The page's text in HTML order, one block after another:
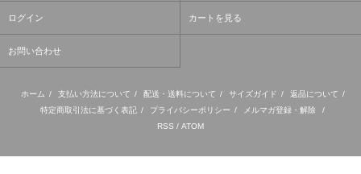
ログイン カートを見る
お問い合わせ
ホーム / 支払い方法について / 配送・送料について / サイズガイド / 返品について /
特定商取引法に基づく表記 / プライバシーポリシー / メルマガ登録・解除
/
RSS / ATOM